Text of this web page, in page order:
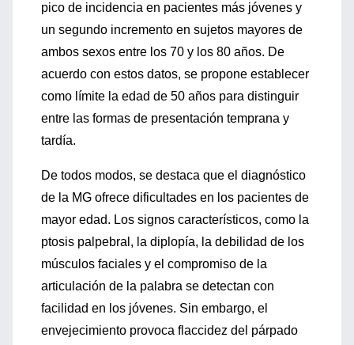
pico de incidencia en pacientes más jóvenes y
un segundo incremento en sujetos mayores de
ambos sexos entre los 70 y los 80 años. De
acuerdo con estos datos, se propone establecer
como límite la edad de 50 años para distinguir
entre las formas de presentación temprana y
tardía.
De todos modos, se destaca que el diagnóstico
de la MG ofrece dificultades en los pacientes de
mayor edad. Los signos característicos, como la
ptosis palpebral, la diplopía, la debilidad de los
músculos faciales y el compromiso de la
articulación de la palabra se detectan con
facilidad en los jóvenes. Sin embargo, el
envejecimiento provoca flaccidez del párpado